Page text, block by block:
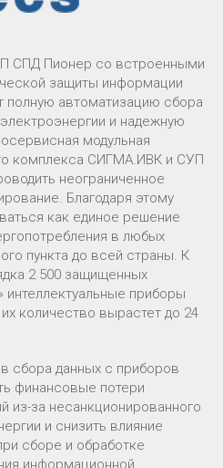
СПД Пионер со встроенными
защиты информации
полную автоматизацию сбора
и надежную
модульная
комплекса СИГМА.ИВК и СУП
неограниченное
Благодаря этому
как единое решение
в любых
пункта до всей страны. К
2 500 защищенных
приборы
их количество вырастет до 24
сбора данных с приборов
финансовые потери
из-за несанкционированного
и снизить влияние
сборе и обработке
информационной